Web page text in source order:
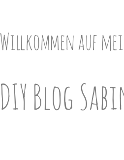
Willkommen auf
DIY Blog